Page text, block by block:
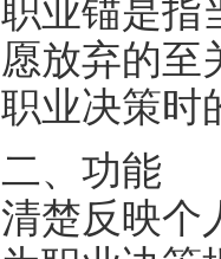
职业锚是指
愿放弃的至
职业决策时
二、功能
清楚反映个